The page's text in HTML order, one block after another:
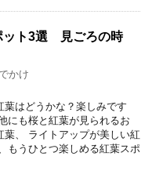
ット3選 見ごろの時
かけ
葉はどうかな？楽しみです
にも桜と紅葉が見られるお
葉、 ライトアップが美しい紅
もうひとつ楽しめる紅葉スポ